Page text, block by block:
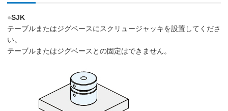
●SJK
テーブルまたはジグベースにスクリュージャッキを設置してくださ
い。
テーブルまたはジグベースとの固定はできません。